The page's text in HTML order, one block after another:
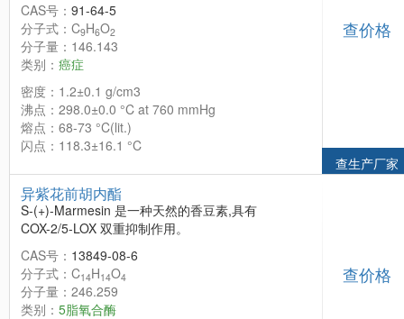
CAS号： 91-64-5
分子式：C9H6O2
分子量：146.143
类别： 癌症
密度：1.2±0.1 g/cm3
沸点：298.0±0.0 °C at 760 mmHg
熔点：68-73 °C(lit.)
闪点：118.3±16.1 °C
查价格
查生产厂家
异紫花前胡内酯
S-(+)-Marmesin 是一种天然的香豆素,具有
COX-2/5-LOX 双重抑制作用。
CAS号： 13849-08-6
分子式：C14H14O4
分子量：246.259
类别： 5脂氧合酶
查价格